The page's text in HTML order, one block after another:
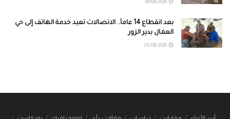
بعد انقطاع 14 عاماً.. الاتصالات تعيد خدمة الهاتف إلى حي
العمال بدير الزور